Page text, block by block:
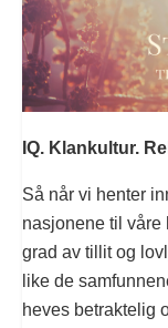
IQ. Klankultur.
Så når vi henter
nasjonene til våre
grad av tillit og
like de
heves betraktelig